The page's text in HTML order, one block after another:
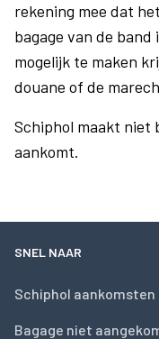
rekening mee dat
bagage van de band
mogelijk te maken
douane of de
Schiphol maakt niet
aankomt.
SNEL NAAR
Schiphol aankomsten
Bagage niet